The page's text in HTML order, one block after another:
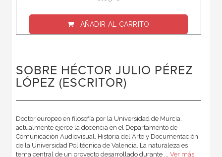
AÑADIR AL CARRITO
SOBRE HÉCTOR JULIO PÉREZ
LÓPEZ (ESCRITOR)
Doctor europeo en filosofía por la Universidad de Murcia,
actualmente ejerce la docencia en el Departamento de
Comunicación Audiovisual, Historia del Arte y Documentación
de la Universidad Politécnica de Valencia. La naturaleza es
tema central de un proyecto desarrollado durante ... Ver más